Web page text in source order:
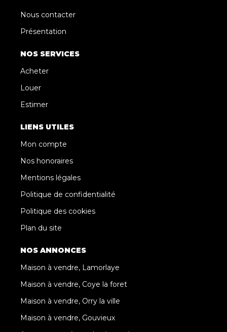
Nous contacter
Présentation
NOS SERVICES
Acheter
Louer
Estimer
LIENS UTILES
Mon compte
Nos honoraires
Mentions légales
Politique de confidentialité
Politique des cookies
Plan du site
NOS ANNONCES
Maison à vendre, Lamorlaye
Maison à vendre, Coye la foret
Maison à vendre, Orry la ville
Maison à vendre, Gouvieux